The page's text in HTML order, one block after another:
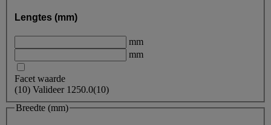
Lengtes (mm)
mm
mm
Facet waarde
(10) Valideer 1250.0(10)
Breedte (mm)